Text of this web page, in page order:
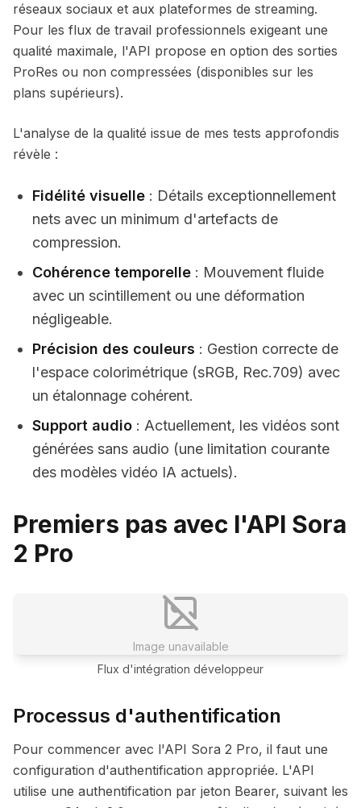
réseaux sociaux et aux plateformes de streaming.
Pour les flux de travail professionnels exigeant une
qualité maximale, l'API propose en option des sorties
ProRes ou non compressées (disponibles sur les
plans supérieurs).
L'analyse de la qualité issue de mes tests approfondis
révèle :
Fidélité visuelle : Détails exceptionnellement
nets avec un minimum d'artefacts de
compression.
Cohérence temporelle : Mouvement fluide
avec un scintillement ou une déformation
négligeable.
Précision des couleurs : Gestion correcte de
l'espace colorimétrique (sRGB, Rec.709) avec
un étalonnage cohérent.
Support audio : Actuellement, les vidéos sont
générées sans audio (une limitation courante
des modèles vidéo IA actuels).
Premiers pas avec l'API Sora
2 Pro
Image unavailable
Flux d'intégration développeur
Processus d'authentification
Pour commencer avec l'API Sora 2 Pro, il faut une
configuration d'authentification appropriée. L'API
utilise une authentification par jeton Bearer, suivant les